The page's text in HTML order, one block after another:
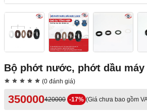
Bộ phớt nước, phớt dầu máy
(0 đánh giá)
350000420000 -17% (Giá chưa bao gồm